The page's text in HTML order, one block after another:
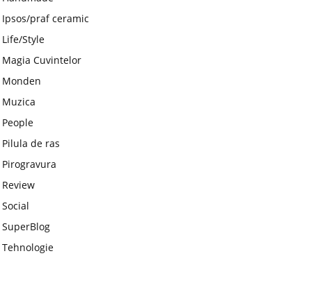
Ipsos/praf ceramic
Life/Style
Magia Cuvintelor
Monden
Muzica
People
Pilula de ras
Pirogravura
Review
Social
SuperBlog
Tehnologie